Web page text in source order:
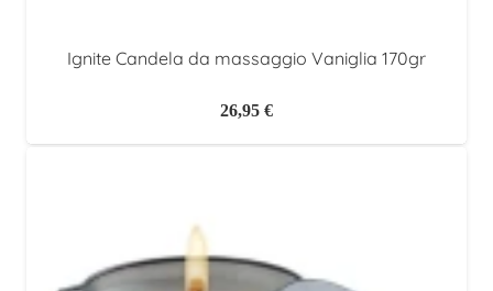
Ignite Candela da massaggio Vaniglia 170gr
26,95 €